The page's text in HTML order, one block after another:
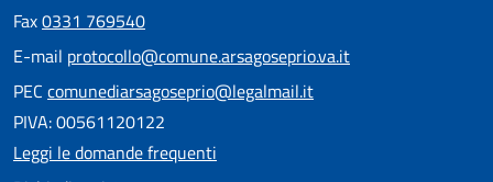
Fax0331 769540
E-mail protocollo@comune.arsagoseprio.va.it
PEC comunediarsagoseprio@legalmail.it
PIVA: 00561120122
Leggi le domande frequenti